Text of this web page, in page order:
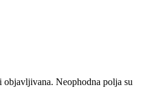
objavljivana. Neophodna polja su